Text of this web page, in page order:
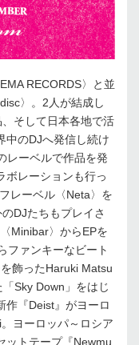
RECORDS〉と並
〉。2人が結成し
そして日本各地で活
中のDJへ発信し続け
レーベルで作品を発
ボレーションも行っ
レーベル〈Neta〉を
DJたちもプレイさ
Minibar〉からEPを
ファンキーなビート
飾ったHaruki Matsu
Sky Down」をはじ
作『Deist』がヨーロ
ヨーロッパ～ロシア
ットテープ『Newmu